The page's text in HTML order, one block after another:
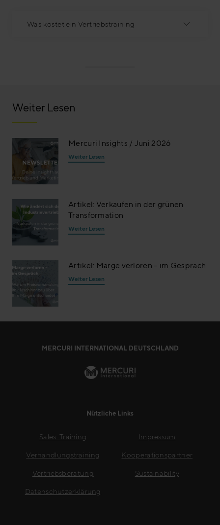
Was kostet ein Vertriebstraining
Weiter Lesen
Mercuri Insights / Juni 2026
Weiter Lesen
Artikel: Verkaufen in der grünen
Transformation
Weiter Lesen
Artikel: Marge verloren – im Gespräch
Weiter Lesen
MERCURI INTERNATIONAL DEUTSCHLAND
Nützliche Links
Sales-Training
Verhandlungstraining
Vertriebsberatung
Datenschutzerklärung
Impressum
Kooperationspartner
Sustainability